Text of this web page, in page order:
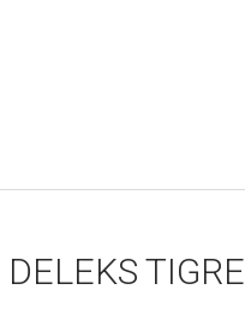
DELEKS TIGRE